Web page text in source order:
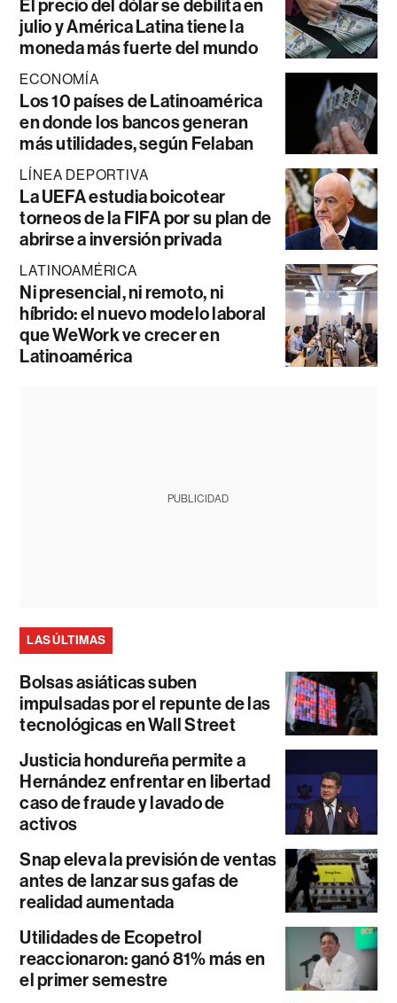
El precio del dólar se debilita en
julio y América Latina tiene la
moneda más fuerte del mundo
ECONOMÍA
Los 10 países de Latinoamérica
en donde los bancos generan
más utilidades, según Felaban
LÍNEA DEPORTIVA
La UEFA estudia boicotear
torneos de la FIFA por su plan de
abrirse a inversión privada
LATINOAMÉRICA
Ni presencial, ni remoto, ni
híbrido: el nuevo modelo laboral
que WeWork ve crecer en
Latinoamérica
PUBLICIDAD
LAS ÚLTIMAS
Bolsas asiáticas suben
impulsadas por el repunte de las
tecnológicas en Wall Street
Justicia hondureña permite a
Hernández enfrentar en libertad
caso de fraude y lavado de
activos
Snap eleva la previsión de ventas
antes de lanzar sus gafas de
realidad aumentada
Utilidades de Ecopetrol
reaccionaron: ganó 81% más en
el primer semestre